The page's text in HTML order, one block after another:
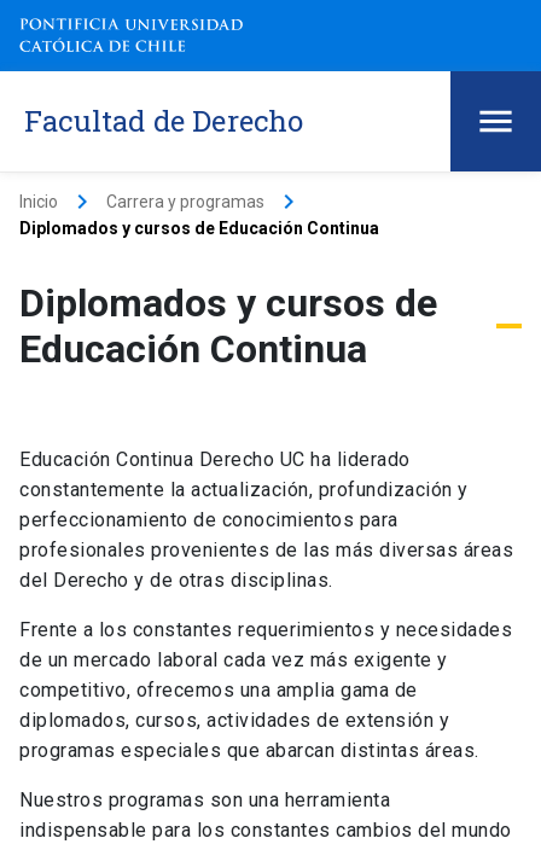
Facultad de Derecho
Inicio keyboard_arrow_right Carrera y programas keyboard_arrow_right
Diplomados y cursos de Educación Continua
Diplomados y cursos de
Educación Continua
Educación Continua Derecho UC ha liderado
constantemente la actualización, profundización y
perfeccionamiento de conocimientos para
profesionales provenientes de las más diversas áreas
del Derecho y de otras disciplinas.
Frente a los constantes requerimientos y necesidades
de un mercado laboral cada vez más exigente y
competitivo, ofrecemos una amplia gama de
diplomados, cursos, actividades de extensión y
programas especiales que abarcan distintas áreas.
Nuestros programas son una herramienta
indispensable para los constantes cambios del mundo